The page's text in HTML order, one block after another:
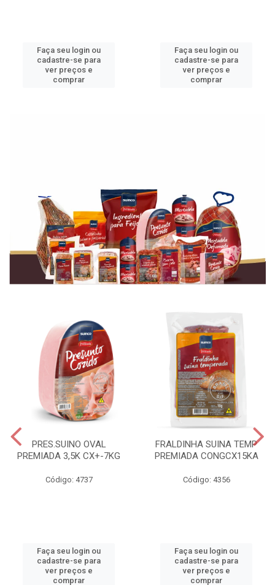
Faça seu login ou
cadastre-se para
ver preços e
comprar
Faça seu login ou
cadastre-se para
ver preços e
comprar
PRES.SUINO OVAL
PREMIADA 3,5K CX+-7KG
Código: 4737
Faça seu login ou
cadastre-se para
ver preços e
comprar
FRALDINHA SUINA TEMP
PREMIADA CONGCX15KA
Código: 4356
Faça seu login ou
cadastre-se para
ver preços e
comprar